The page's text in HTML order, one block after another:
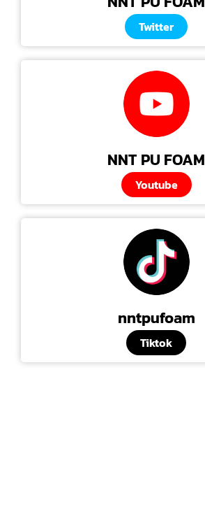
Twitter
NNT PU FOAM
Youtube
nntpufoam
Tiktok